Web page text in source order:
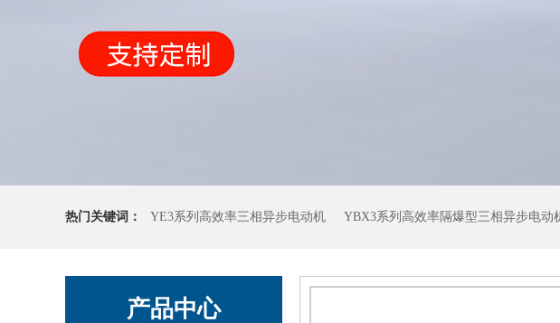
热门关键词： YE3系列高效率三相异步电动机 YBX3系列高效率隔爆型三相异步电动
产品中心